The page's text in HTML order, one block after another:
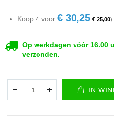
Koop 4 voor € 30,25 € 25,00
Op werkdagen vóór 16.00
verzonden.
IN